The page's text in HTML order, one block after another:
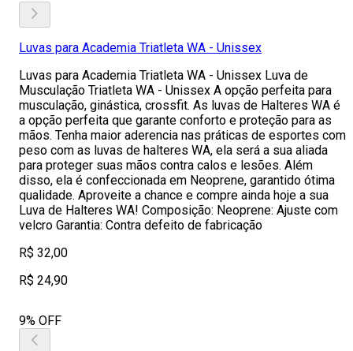
Luvas para Academia Triatleta WA - Unissex
Luvas para Academia Triatleta WA - Unissex Luva de
Musculação Triatleta WA - Unissex A opção perfeita para
musculação, ginástica, crossfit. As luvas de Halteres WA é
a opção perfeita que garante conforto e proteção para as
mãos. Tenha maior aderencia nas práticas de esportes com
peso com as luvas de halteres WA, ela será a sua aliada
para proteger suas mãos contra calos e lesões. Além
disso, ela é confeccionada em Neoprene, garantido ótima
qualidade. Aproveite a chance e compre ainda hoje a sua
Luva de Halteres WA! Composição: Neoprene: Ajuste com
velcro Garantia: Contra defeito de fabricação
R$ 32,00
R$ 24,90
9% OFF